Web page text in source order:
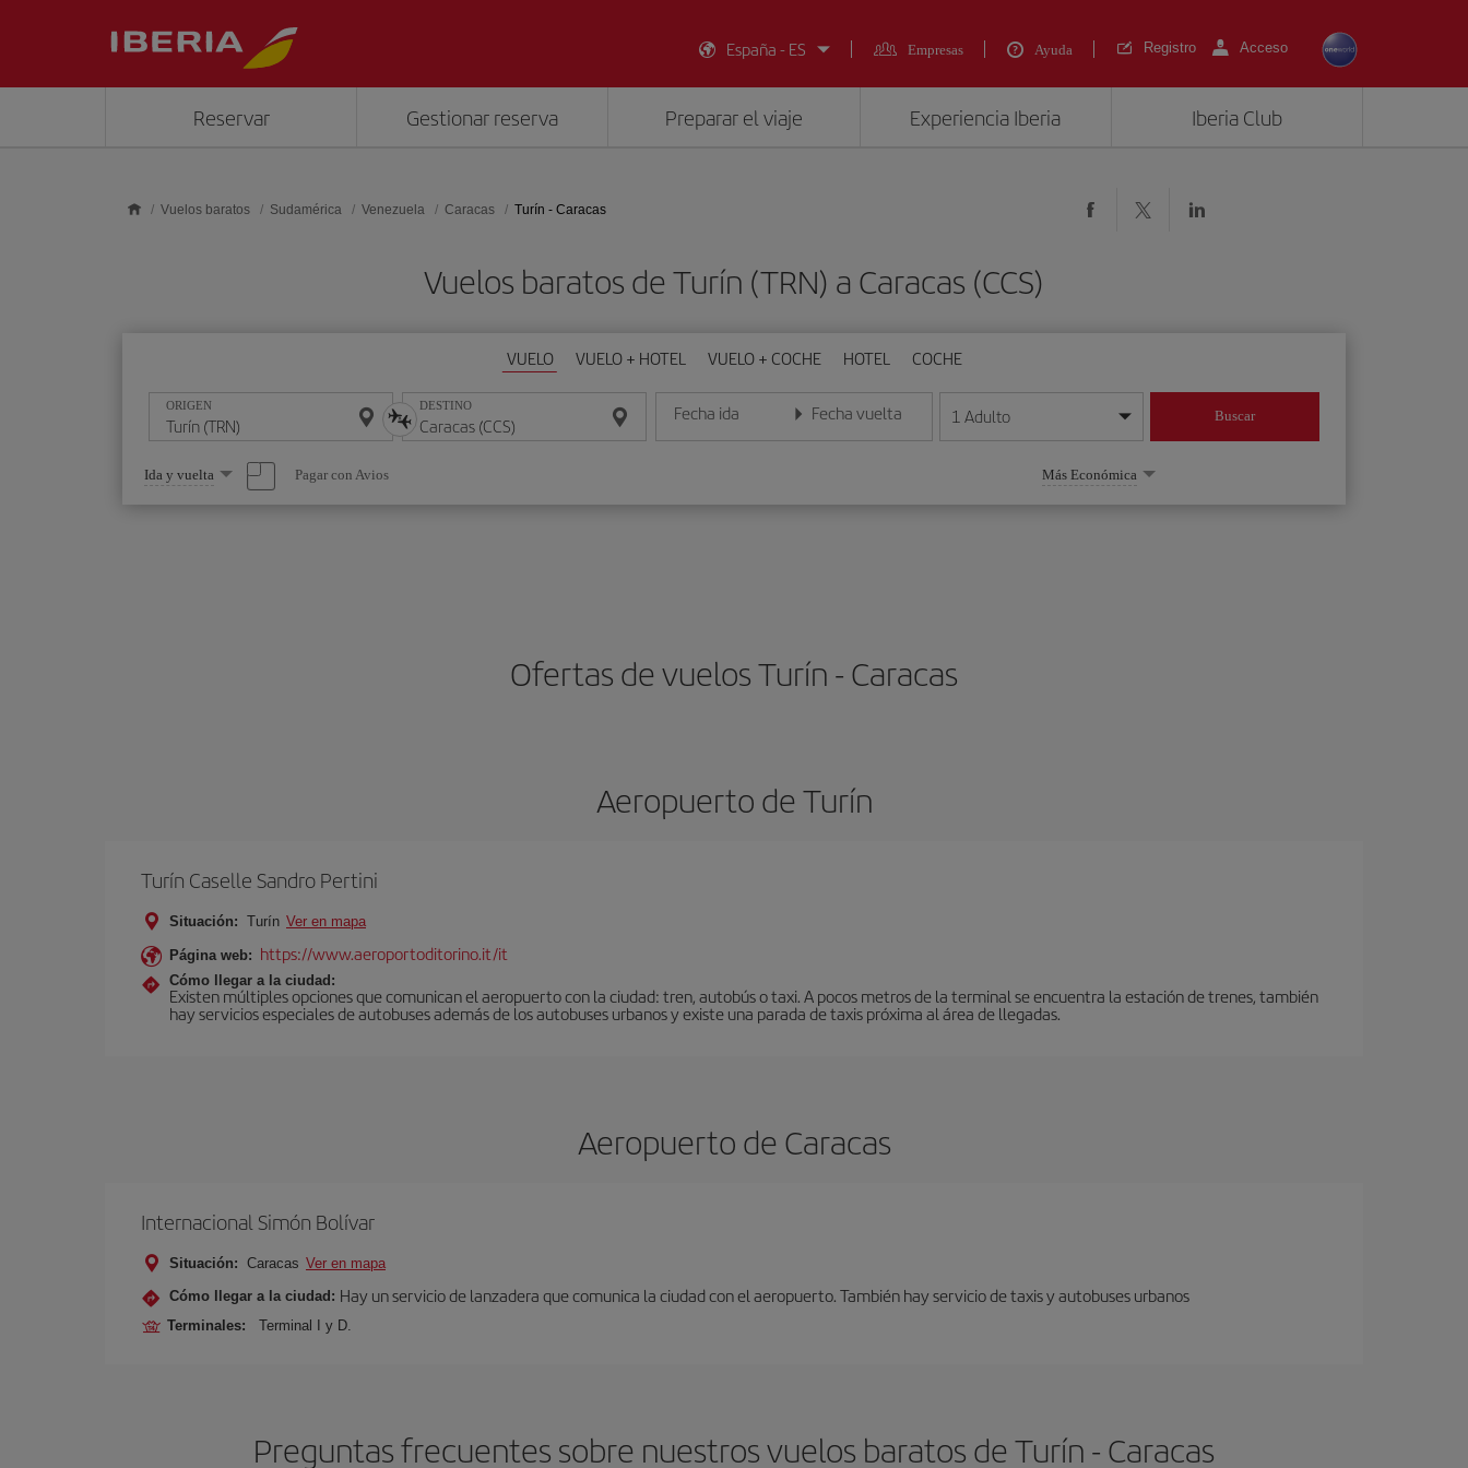
España - ES
Empresas Ayuda Registro Acceso
Reservar Gestionar reserva Preparar el viaje Experiencia Iberia Iberia Club
Vuelos baratos Sudamérica Venezuela Caracas Turín - Caracas
Vuelos baratos de Turín (TRN) a Caracas (CCS)
VUELO VUELO + HOTEL VUELO + COCHE HOTEL COCHE
ORIGEN DESTINO Fecha ida
Introduce la fecha en formato día/mes/año
Fecha vuelta
Introduce la fecha en formato día/mes/año
1 Adulto Buscar
Seleccione
una
opción
Ida y vuelta Pagar con Avios Más Económica
Ofertas de vuelos Turín - Caracas
Aeropuerto de Turín
Turín Caselle Sandro Pertini
Situación: Turín Ver en mapa
Página web: https://www.aeroportoditorino.it/it
Cómo llegar a la ciudad:
Existen múltiples opciones que comunican el aeropuerto con la ciudad: tren, autobús o taxi. A pocos metros de la terminal se encuentra la estación de trenes, también
hay servicios especiales de autobuses además de los autobuses urbanos y existe una parada de taxis próxima al área de llegadas.
Aeropuerto de Caracas
Internacional Simón Bolívar
Situación: Caracas Ver en mapa
Cómo llegar a la ciudad: Hay un servicio de lanzadera que comunica la ciudad con el aeropuerto. También hay servicio de taxis y autobuses urbanos
Terminales: Terminal I y D.
Preguntas frecuentes sobre nuestros vuelos baratos de Turín - Caracas